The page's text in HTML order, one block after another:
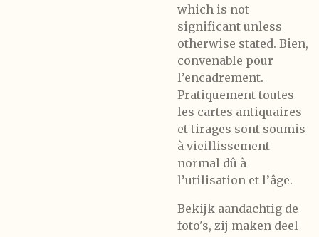
which is not
significant unless
otherwise stated. Bien,
convenable pour
l’encadrement.
Pratiquement toutes
les cartes antiquaires
et tirages sont soumis
à vieillissement
normal dû à
l’utilisation et l’âge.
Bekijk aandachtig de
foto's, zij maken deel